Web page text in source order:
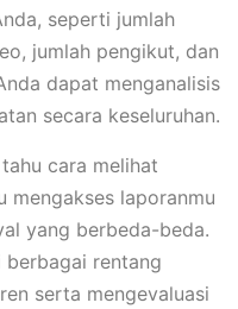
seperti jumlah
jumlah pengikut, dan
dapat menganalisis
secara keseluruhan.
cara melihat
mengakses laporanmu
yang berbeda-beda.
berbagai rentang
serta mengevaluasi